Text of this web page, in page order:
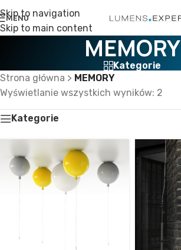
Skip to navigation
Skip to main content
MENU
MEMORY
Kategorie
Strona główna > MEMORY
Wyświetlanie wszystkich wyników: 2
Kategorie